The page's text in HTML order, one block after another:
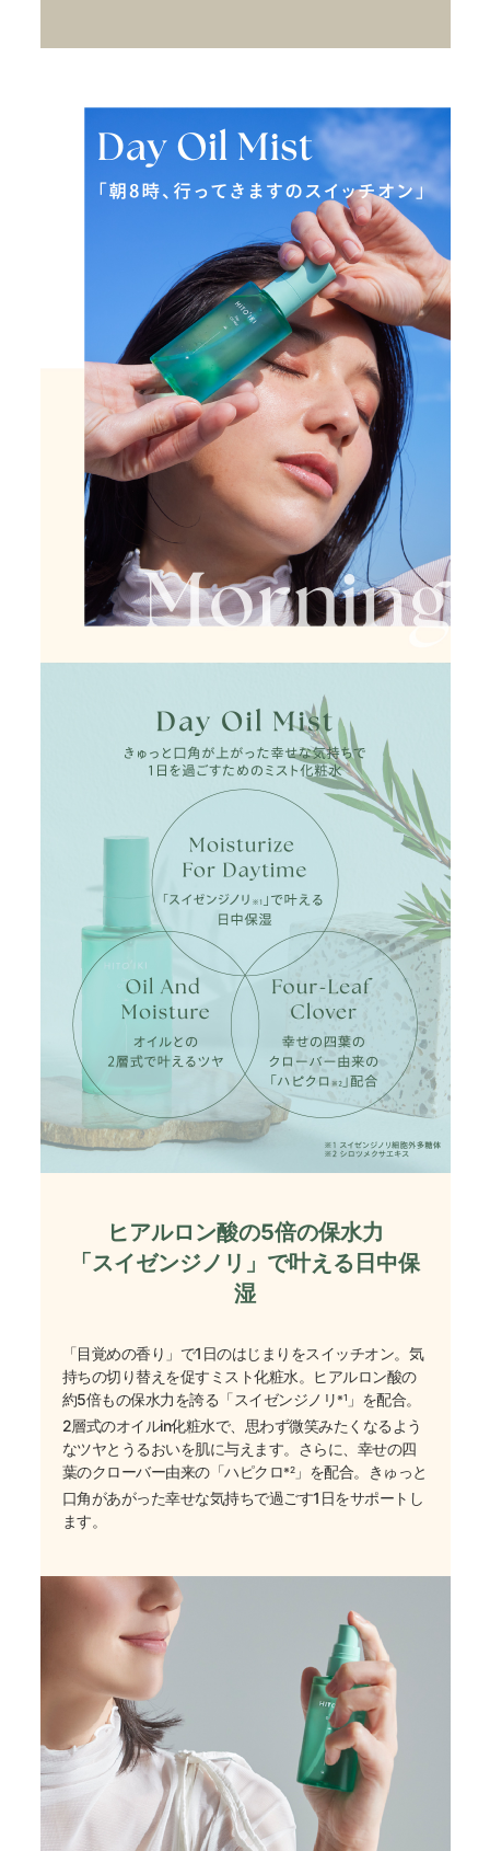
ヒアルロン酸の5倍の保水力
「スイゼンジノリ」で叶える日中保
湿
「目覚めの香り」で1日のはじまりをスイッチオン。気
持ちの切り替えを促すミスト化粧水。ヒアルロン酸の
約5倍もの保水力を誇る「スイゼンジノリ ※1 」を配合。
2層式のオイルin化粧水で、思わず微笑みたくなるよう
なツヤとうるおいを肌に与えます。さらに、幸せの四
葉のクローバー由来の「ハピクロ※2」を配合。きゅっと
口角があがった幸せな気持ちで過ごす1日をサポートし
ます。